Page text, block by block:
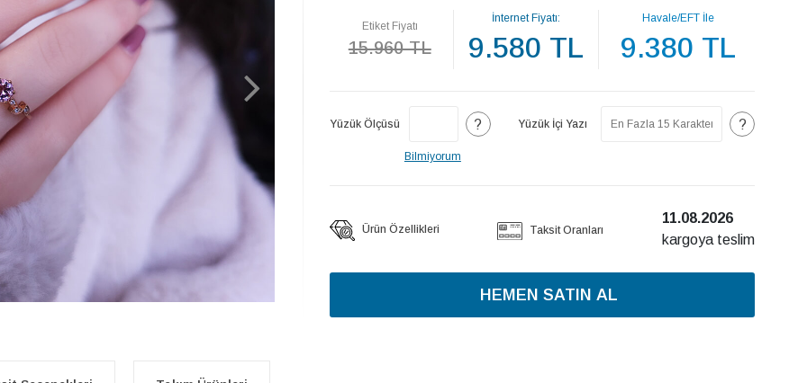
Etiket Fiyatı
15.960 TL
İnternet Fiyatı:
9.580 TL
Havale/EFT İle
9.380 TL
Yüzük Ölçüsü ?
Bilmiyorum
Yüzük İçi Yazı ?
Ürün Özellikleri Taksit Oranları
11.08.2026
kargoya teslim
HEMEN SATIN AL